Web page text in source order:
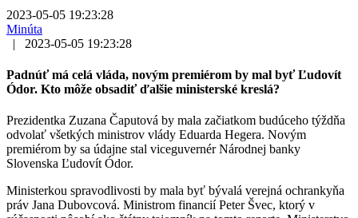
2023-05-05 19:23:28
Minúta
|
2023-05-05 19:23:28
Padnúť má celá vláda, novým premiérom by mal byť Ľudovít
Ódor. Kto môže obsadiť ďalšie ministerské kreslá?
Prezidentka Zuzana Čaputová by mala začiatkom budúceho týždňa
odvolať všetkých ministrov vlády Eduarda Hegera. Novým
premiérom by sa údajne stal viceguvernér Národnej banky
Slovenska Ľudovít Ódor.
Ministerkou spravodlivosti by mala byť bývalá verejná ochrankyňa
práv Jana Dubovcová. Ministrom financií Peter Švec, ktorý v